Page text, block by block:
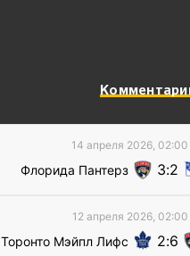
14 апреля 2026, 02:00
Флорида Пантерз 3 2
12 апреля 2026, 02:00
Торонто Мэйпл Лифс 2 6